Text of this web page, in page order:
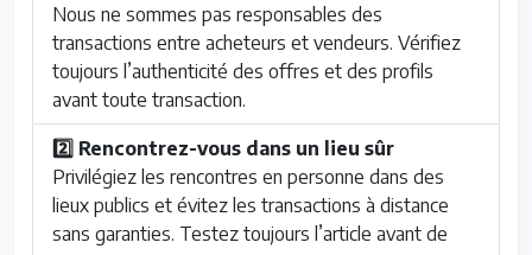
Nous ne sommes pas responsables des
transactions entre acheteurs et vendeurs. Vérifiez
toujours l’authenticité des offres et des profils
avant toute transaction.
2️⃣ Rencontrez-vous dans un lieu sûr
Privilégiez les rencontres en personne dans des
lieux publics et évitez les transactions à distance
sans garanties. Testez toujours l’article avant de